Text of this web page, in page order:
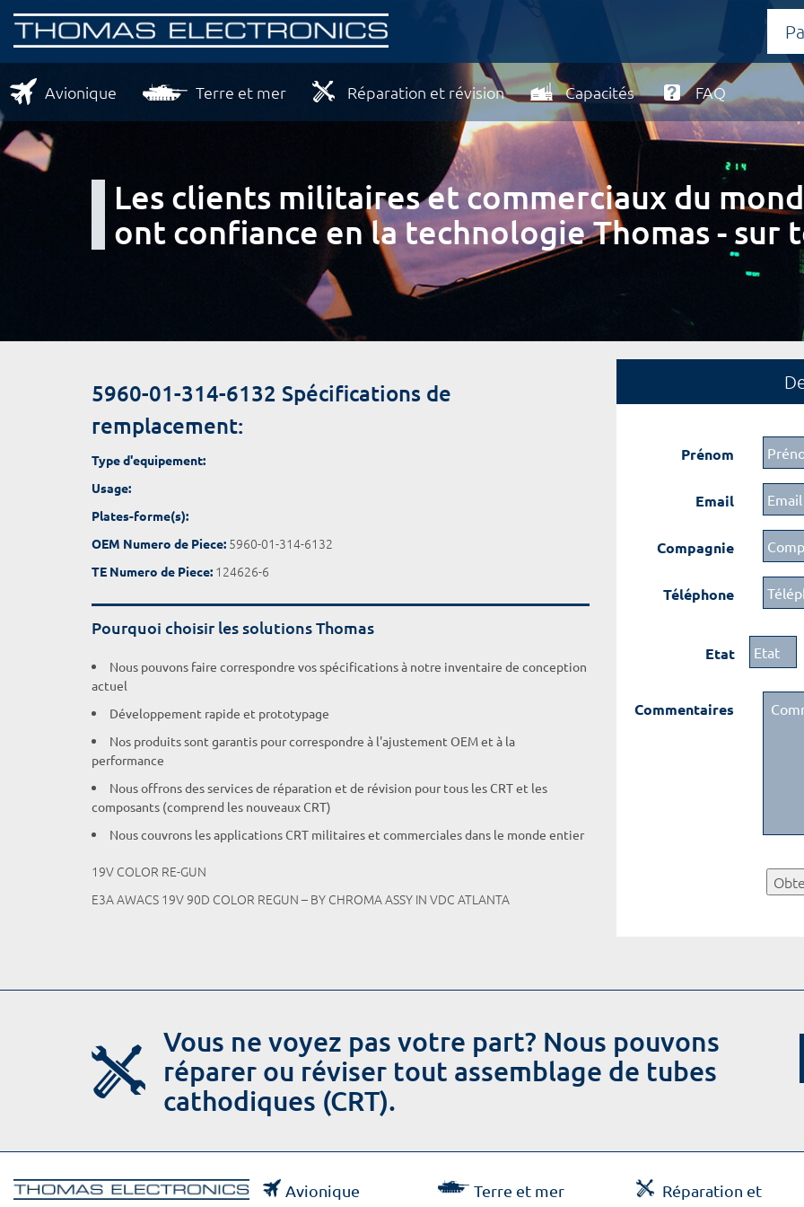
Avionique Terre et mer Réparation et révision Capacités FAQ
Les clients militaires et commerciaux du
ont confiance en la technologie Thomas - sur
5960-01-314-6132 Spécifications de
remplacement:
Type d'equipement:
Usage:
Plates-forme(s):
OEM Numero de Piece: 5960-01-314-6132
TE Numero de Piece: 124626-6
Pourquoi choisir les solutions Thomas
Nous pouvons faire correspondre vos spécifications à notre inventaire de conception
actuel
Développement rapide et prototypage
Nos produits sont garantis pour correspondre à l'ajustement OEM et à la
performance
Nous offrons des services de réparation et de révision pour tous les CRT et les
composants (comprend les nouveaux CRT)
Nous couvrons les applications CRT militaires et commerciales dans le monde entier
19V COLOR RE-GUN
E3A AWACS 19V 90D COLOR REGUN – BY CHROMA ASSY IN VDC ATLANTA
Prénom
Email
Compagnie
Téléphone
Etat
Commentaires
Vous ne voyez pas votre part? Nous pouvons
réparer ou réviser tout assemblage de tubes
cathodiques (CRT).
Avionique Terre et mer
Réparation et